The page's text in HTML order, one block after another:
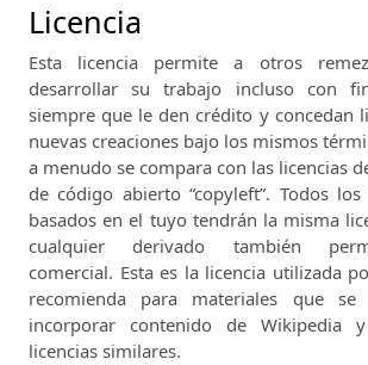
Licencia
Esta licencia permite a otros
desarrollar su trabajo incluso con
siempre que le den crédito y concedan
nuevas creaciones bajo los mismos
a menudo se compara con las licencias
de código abierto “copyleft”. Todos
basados ​​en el tuyo tendrán la misma
cualquier derivado también
comercial. Esta es la licencia utilizada
recomienda para materiales que se
incorporar contenido de Wikipedia
licencias similares.